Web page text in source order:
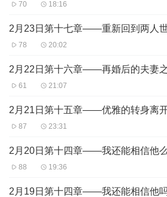
70 18:16
78 20:02
61 21:07
87 23:31
88 19:36